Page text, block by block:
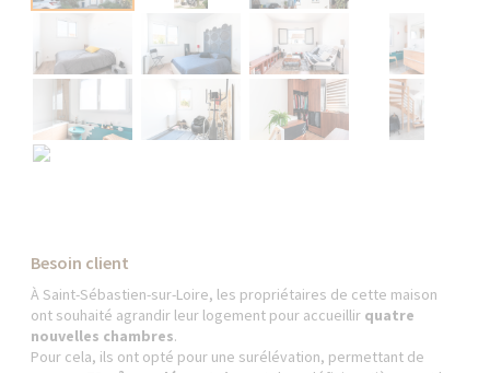
Besoin client
À Saint-Sébastien-sur-Loire, les propriétaires de cette maison
ont souhaité agrandir leur logement pour accueillir quatre
nouvelles chambres.
Pour cela, ils ont opté pour une surélévation, permettant de